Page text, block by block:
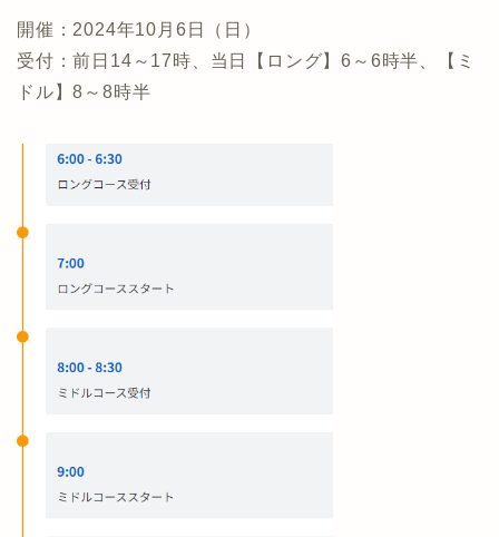
開催：2024年10月6日（日）
受付：前日14～17時、当日【ロング】6～6時半、【ミ
ドル】8～8時半